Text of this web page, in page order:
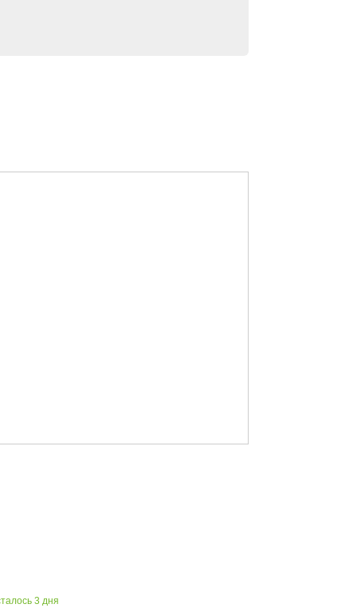
3 дня